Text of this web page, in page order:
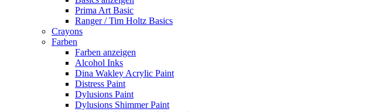
Prima Art Basic
Ranger / Tim Holtz Basics
Crayons
Farben
Farben anzeigen
Alcohol Inks
Dina Wakley Acrylic Paint
Distress Paint
Dylusions Paint
Dylusions Shimmer Paint